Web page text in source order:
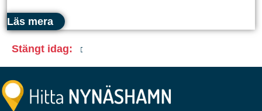
Läs mera
Stängt idag: